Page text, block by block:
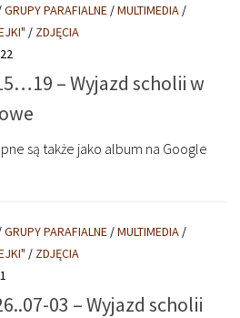
GRUPY PARAFIALNE /MULTIMEDIA /
/ ZDJĘCIA
– Wyjazd scholii w
są także jako album na Google
GRUPY PARAFIALNE /MULTIMEDIA /
/ ZDJĘCIA
03 – Wyjazd scholii